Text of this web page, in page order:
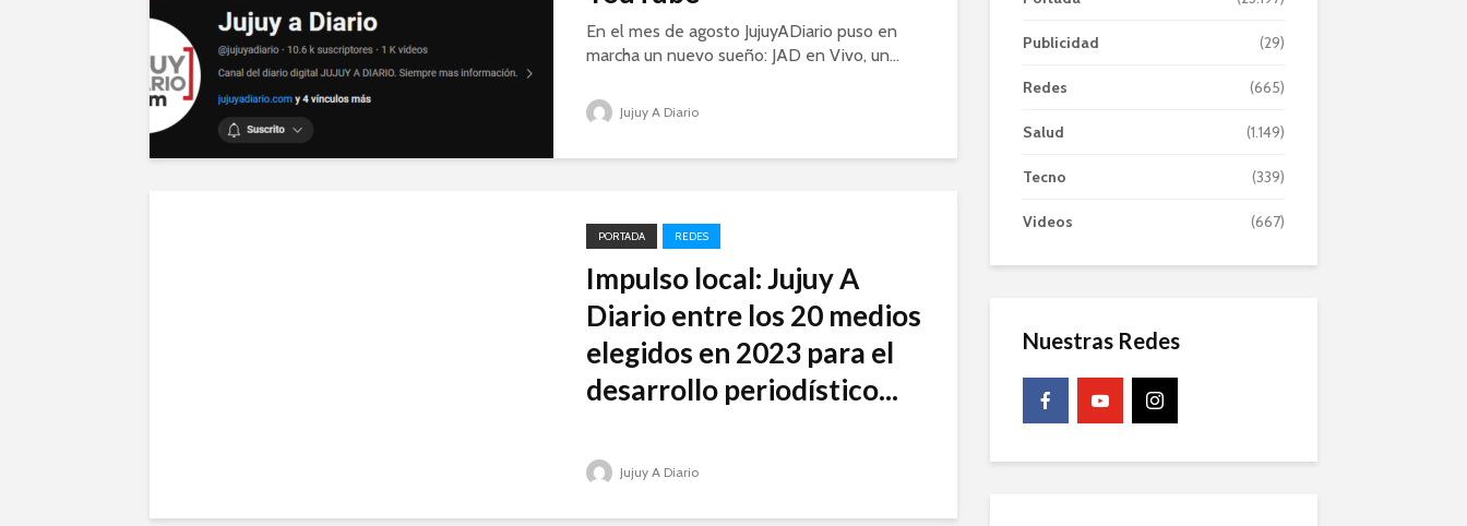
En el mes de agosto JujuyADiario puso en
marcha un nuevo sueño: JAD en Vivo, un...
Jujuy A Diario
PORTADA REDES
Impulso local: Jujuy A
Diario entre los 20 medios
elegidos en 2023 para el
desarrollo periodístico...
Jujuy A Diario
Publicidad (29)
Redes (665)
Salud (1.149)
Tecno (339)
Videos (667)
Nuestras Redes